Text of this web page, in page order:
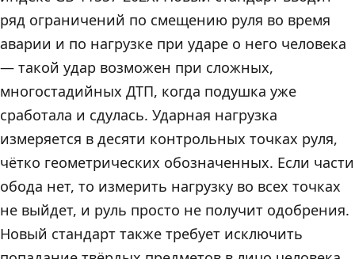
ряд ограничений по смещению руля во время
аварии и по нагрузке при ударе о него человека
— такой удар возможен при сложных,
многостадийных ДТП, когда подушка уже
сработала и сдулась. Ударная нагрузка
измеряется в десяти контрольных точках руля,
чётко геометрических обозначенных. Если части
обода нет, то измерить нагрузку во всех точках
не выйдет, и руль просто не получит одобрения.
Новый стандарт также требует исключить